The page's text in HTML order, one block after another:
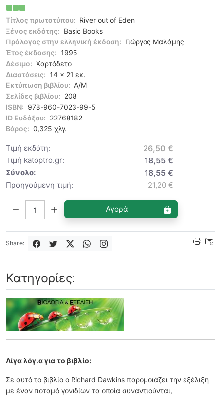
Τίτλος πρωτοτύπου: River οut of Eden
Ξένος εκδότης: Basic Books
Πρόλογος στην ελληνική έκδοση: Γιώργος Μαλάμης
Έτος έκδοσης: 1995
Δέσιμο: Χαρτόδετο
Διαστάσεις: 14 x 21 εκ.
Εκτύπωση βιβλίου: Α/Μ
Σελίδες βιβλίου: 208
ISBN: 978-960-7023-99-5
ID Ευδόξου: 22768182
Βάρος: 0,325 χλγ.
Τιμή εκδότη: 26,50 €
Τιμή katoptro.gr: 18,55 €
Σύνολο: 18,55 €
Προηγούμενη τιμή: 21,20 €
Αγορά
Share:
Κατηγορίες:
Λίγα λόγια για το βιβλίο:
Σε αυτό το βιβλίο ο Richard Dawkins παρομοιάζει την εξέλιξη
με έναν ποταμό γονιδίων τα οποία συναντιούνται,